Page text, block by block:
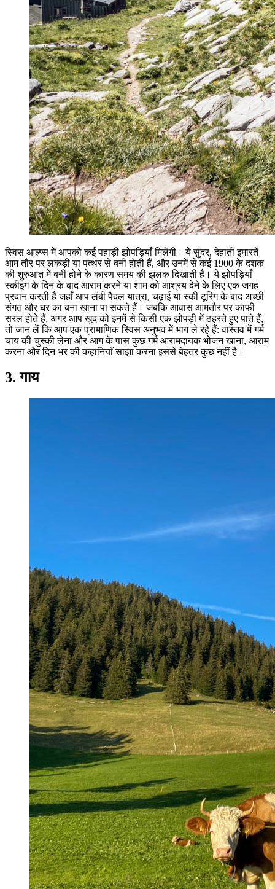
स्विस आल्प्स में आपको कई पहाड़ी झोपड़ियाँ मिलेंगी। ये सुंदर, देहाती इमारतें
आम तौर पर लकड़ी या पत्थर से बनी होती हैं, और उनमें से कई 1900 के दशक
की शुरुआत में बनी होने के कारण समय की झलक दिखाती हैं। ये झोपड़ियाँ
स्कीइंग के दिन के बाद आराम करने या शाम को आश्रय देने के लिए एक जगह
प्रदान करती हैं जहाँ आप लंबी पैदल यात्रा, चढ़ाई या स्की टूरिंग के बाद अच्छी
संगत और घर का बना खाना पा सकते हैं। जबकि आवास आमतौर पर काफी
सरल होते हैं, अगर आप खुद को इनमें से किसी एक झोपड़ी में ठहरते हुए पाते हैं,
तो जान लें कि आप एक प्रामाणिक स्विस अनुभव में भाग ले रहे हैं: वास्तव में गर्म
चाय की चुस्की लेना और आग के पास कुछ गर्म आरामदायक भोजन खाना, आराम
करना और दिन भर की कहानियाँ साझा करना इससे बेहतर कुछ नहीं है।
3. गाय